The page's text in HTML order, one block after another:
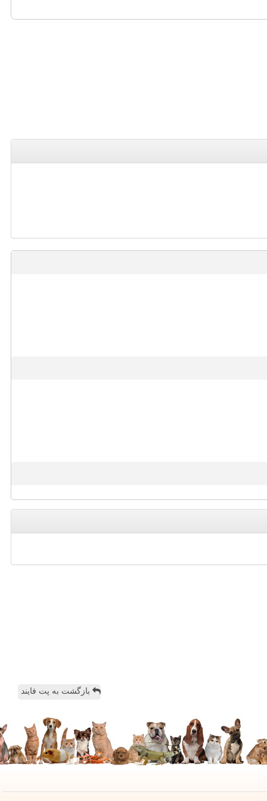
بازگشت به پت فایند